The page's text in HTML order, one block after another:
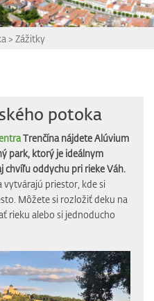
> Zážitky
potoka
Trenčína nájdete Alúvium
park, ktorý je ideálnym
chvíľu oddychu pri rieke Váh.
priestor, kde si
Môžete si rozložiť deku na
rieku alebo si jednoducho